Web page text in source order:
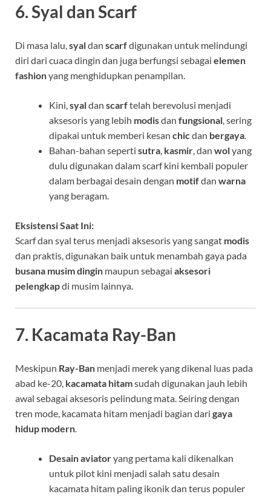
6. Syal dan Scarf
Di masa lalu,syaldan scarfdigunakan untuk melindungi
diri dari cuaca dingin dan juga berfungsi sebagai elemen
fashionyang menghidupkan penampilan.
Kini,syaldan scarftelah berevolusi menjadi
aksesoris yang lebih modisdan fungsional, sering
dipakai untuk memberi kesan chicdan bergaya.
Bahan-bahan seperti sutra, kasmir, dan wolyang
dulu digunakan dalam scarf kini kembali populer
dalam berbagai desain dengan motifdan warna
yang beragam.
Eksistensi Saat Ini:
Scarf dan syal terus menjadi aksesoris yang sangat modis
dan praktis, digunakan baik untuk menambah gaya pada
busana musim dingin maupun sebagai aksesori
pelengkapdi musim lainnya.
7. Kacamata Ray-Ban
Meskipun Ray-Ban menjadi merek yang dikenal luas pada
abad ke-20, kacamata hitamsudah digunakan jauh lebih
awal sebagai aksesoris pelindung mata. Seiring dengan
tren mode, kacamata hitam menjadi bagian dari gaya
hidup modern.
Desain aviatoryang pertama kali dikenalkan
untuk pilot kini menjadi salah satu desain
kacamata hitam paling ikonik dan terus populer